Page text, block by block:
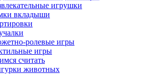
игрушки
вкладыши
ролевые игры
игры
считать
животных